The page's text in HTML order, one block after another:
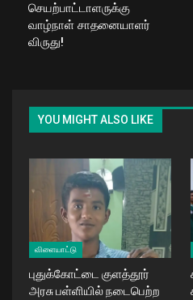
செயற்பாட்டாளருக்கு
வாழ்நாள் சாதனையாளர்
விருது!
YOU MIGHT ALSO LIKE
விளையாட்டு
புதுக்கோட்டை குளத்தூர்
அரசு பள்ளியில் நடைபெற்ற